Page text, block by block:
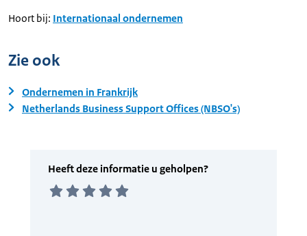
Hoort bij: Internationaal ondernemen
Zie ook
Ondernemen in Frankrijk
Netherlands Business Support Offices (NBSO's)